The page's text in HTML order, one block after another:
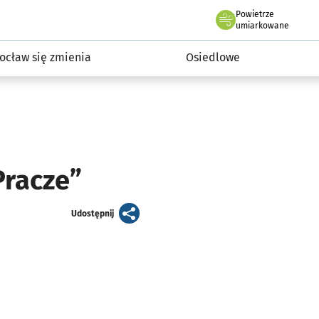
- miejskie inwestycje 2019-2032
Powietrze
we Wrocławiu
umiarkowane
się zmienia Osiedlowe
Udostępnijartykuł